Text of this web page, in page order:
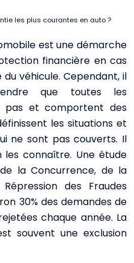
les plus courantes en auto ?
est une démarche
financière en cas
véhicule. Cependant, il
que toutes les
pas et comportent des
les situations et
ne sont pas couverts. Il
connaître. Une étude
la Concurrence, de la
des Fraudes
30% des demandes de
chaque année. La
souvent une exclusion